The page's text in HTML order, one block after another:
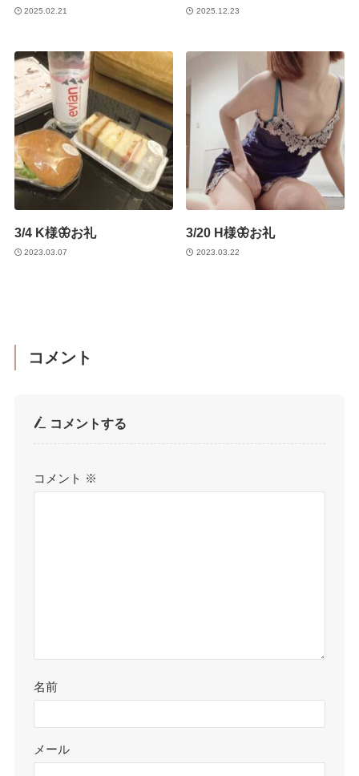
2025.02.21 2025.12.23
3/4 K様🦋お礼
2023.03.07
3/20 H様🦋お礼
2023.03.22
コメント
コメントする
コメント ※
名前
メール